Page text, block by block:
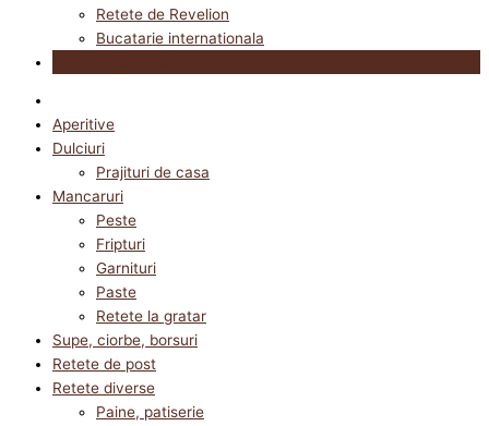
Retete de Revelion
Bucatarie internationala
Aperitive
Dulciuri
Prajituri de casa
Mancaruri
Peste
Fripturi
Garnituri
Paste
Retete la gratar
Supe, ciorbe, borsuri
Retete de post
Retete diverse
Paine, patiserie